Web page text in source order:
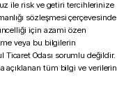
ile risk ve getiri tercihlerinize
sözleşmesi çerçevesinde
için azami özen
veya bu bilgilerin
Ticaret Odası sorumlu değildir.
açıklanan tüm bilgi ve verilerin